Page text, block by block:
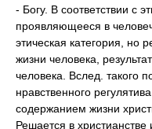
- Богу. В соответствии с
проявляющееся в
этическая категория, но
жизни человека,
человека. Вслед. такого
нравственного
содержанием жизни
Решается в